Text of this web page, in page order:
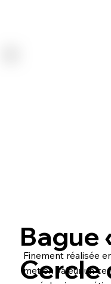
Bague
Cercle
Finement réalisée
met en valeur un